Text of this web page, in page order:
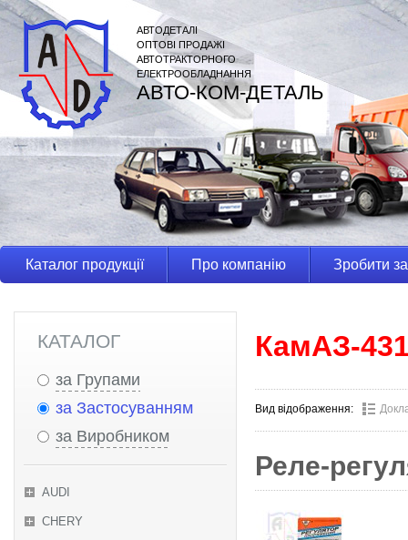
АВТОДЕТАЛІ
ОПТОВІ ПРОДАЖІ
АВТОТРАКТОРНОГО
ЕЛЕКТРООБЛАДНАННЯ
АВТО-КОМ-ДЕТАЛЬ
Каталог продукції Про компанію Зробити
КАТАЛОГ
за Групами
за Застосуванням
за Виробником
AUDI
CHERY
КамАЗ-
Вид відображення:
Реле-